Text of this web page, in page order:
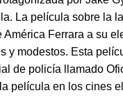
La película sobre la
Ferrara a su
y modestos. Esta
de policía llamado
película en los cines